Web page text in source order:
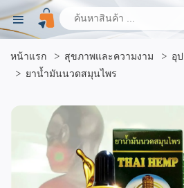
หน้าแรก สุขภาพและความงาม
อุ
ยาน้ำมันนวดสมุนไพร